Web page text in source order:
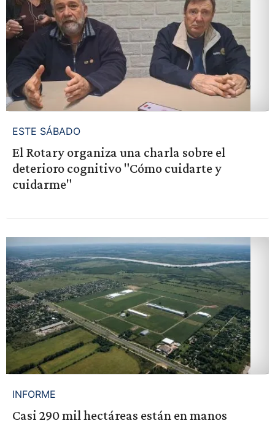
ESTE SÁBADO
El Rotary organiza una charla sobre el
deterioro cognitivo "Cómo cuidarte y
cuidarme"
INFORME
Casi 290 mil hectáreas están en manos